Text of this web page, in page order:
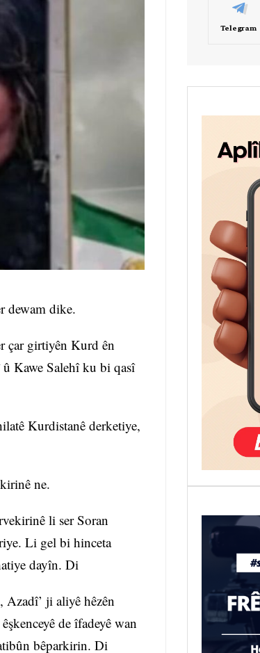
dewam dike.
çar girtiyên Kurd ên
Kawe Salehî ku bi qasî
Kurdistanê derketiye,
ne.
li ser Soran
Li gel bi hinceta
dayîn. Di
Azadî’ ji aliyê hêzên
de îfadeyê wan
bêparkirin. Di
Telegram